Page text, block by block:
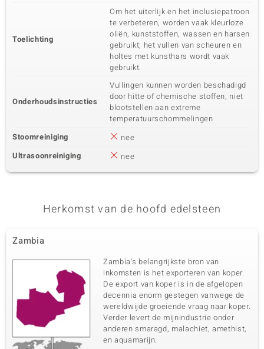
Toelichting
Om het uiterlijk en het inclusiepatroon
te verbeteren, worden vaak kleurloze
oliën, kunststoffen, wassen en harsen
gebruikt; het vullen van scheuren en
holtes met kunsthars wordt vaak
gebruikt.
Onderhoudsinstructies
Vullingen kunnen worden beschadigd
door hitte of chemische stoffen; niet
blootstellen aan extreme
temperatuurschommelingen
Stoomreiniging
nee
Ultrasoonreiniging
nee
Herkomst van de hoofd edelsteen
Zambia
Zambia's belangrijkste bron van
inkomsten is het exporteren van koper.
De export van koper is in de afgelopen
decennia enorm gestegen vanwege de
wereldwijde groeiende vraag naar koper.
Verder levert de mijnindustrie onder
anderen smaragd, malachiet, amethist,
en aquamarijn.